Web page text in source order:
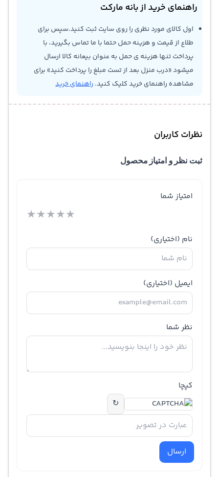
راهنمای خرید از بانه مارکت
اول کالای مورد نظری را روی سایت ثبت کنید.سپس برای
طلاع از قیمت و هزینه حمل حتما با ما تماس بگیرید، با
پرداخت تنها هزینه ی حمل به عنوان بیعانه کالا ارسال
میشود «درب منزل بعد از تست مبلغ را پرداخت کنید» برای
مشاهده راهنمای خرید کلیک کنید. راهنمای خرید
نظرات کاربران
ثبت نظر و امتیاز محصول
امتیاز شما
★★★★★
نام (اختیاری)
ایمیل (اختیاری)
نظر شما
کپچا
↻
ارسال